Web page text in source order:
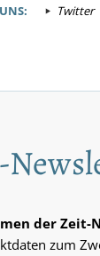
Twitter
der
zum